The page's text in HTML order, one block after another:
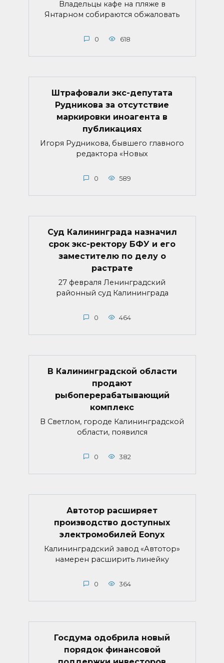
Владельцы кафе на пляже в
Янтарном собираются обжаловать
0 618
Штрафовали экс-депутата
Рудникова за отсутствие
маркировки иноагента в
публикациях
Игоря Рудникова, бывшего главного
редактора «Новых
0 589
Суд Калининграда назначил
срок экс-ректору БФУ и его
заместителю по делу о
растрате
27 февраля Ленинградский
районный суд Калининграда
0 464
В Калининградской области
продают
рыбоперерабатывающий
комплекс
В Светлом, городе Калининградской
области, появился
0 382
Автотор расширяет
производство доступных
электромобилей Eonyx
Калининградский завод «Автотор»
намерен расширить линейку
0 364
Госдума одобрила новый
порядок финансовой